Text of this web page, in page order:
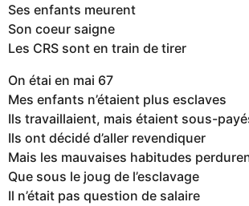
Ses enfants meurent
Son coeur saigne
Les CRS sont en train de tirer
On étai en mai 67
Mes enfants n’étaient plus esclaves
Ils travaillaient, mais étaient sous-
Ils ont décidé d’aller revendiquer
Mais les mauvaises habitudes
Que sous le joug de l’esclavage
Il n’était pas question de salaire